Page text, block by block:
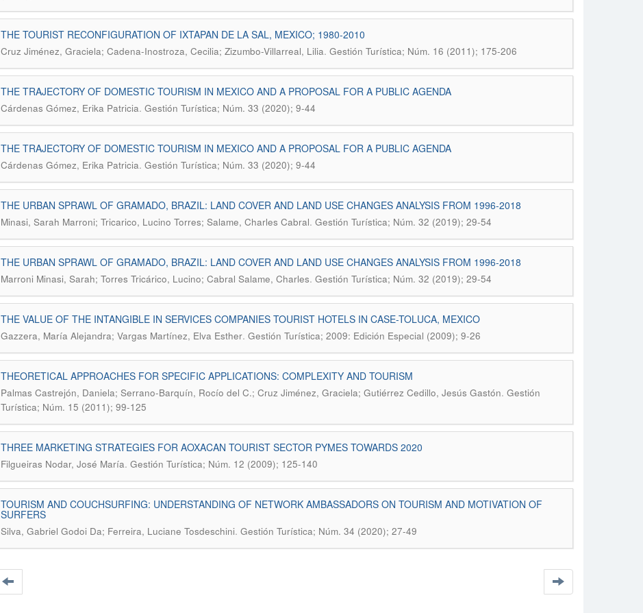
THE TOURIST RECONFIGURATION OF IXTAPAN DE LA SAL, MEXICO; 1980-2010
Cruz Jiménez, Graciela; Cadena-Inostroza, Cecilia; Zizumbo-Villarreal, Lilia. Gestión Turística; Núm. 16 (2011); 175-206
THE TRAJECTORY OF DOMESTIC TOURISM IN MEXICO AND A PROPOSAL FOR A PUBLIC AGENDA
Cárdenas Gómez, Erika Patricia. Gestión Turística; Núm. 33 (2020); 9-44
THE TRAJECTORY OF DOMESTIC TOURISM IN MEXICO AND A PROPOSAL FOR A PUBLIC AGENDA
Cárdenas Gómez, Erika Patricia. Gestión Turística; Núm. 33 (2020); 9-44
THE URBAN SPRAWL OF GRAMADO, BRAZIL: LAND COVER AND LAND USE CHANGES ANALYSIS FROM 1996-2018
Minasi, Sarah Marroni; Tricarico, Lucino Torres; Salame, Charles Cabral. Gestión Turística; Núm. 32 (2019); 29-54
THE URBAN SPRAWL OF GRAMADO, BRAZIL: LAND COVER AND LAND USE CHANGES ANALYSIS FROM 1996-2018
Marroni Minasi, Sarah; Torres Tricárico, Lucino; Cabral Salame, Charles. Gestión Turística; Núm. 32 (2019); 29-54
THE VALUE OF THE INTANGIBLE IN SERVICES COMPANIES TOURIST HOTELS IN CASE-TOLUCA, MEXICO
Gazzera, María Alejandra; Vargas Martínez, Elva Esther. Gestión Turística; 2009: Edición Especial (2009); 9-26
THEORETICAL APPROACHES FOR SPECIFIC APPLICATIONS: COMPLEXITY AND TOURISM
Palmas Castrejón, Daniela; Serrano-Barquín, Rocío del C.; Cruz Jiménez, Graciela; Gutiérrez Cedillo, Jesús Gastón. Gestión
Turística; Núm. 15 (2011); 99-125
THREE MARKETING STRATEGIES FOR AOXACAN TOURIST SECTOR PYMES TOWARDS 2020
Filgueiras Nodar, José María. Gestión Turística; Núm. 12 (2009); 125-140
TOURISM AND COUCHSURFING: UNDERSTANDING OF NETWORK AMBASSADORS ON TOURISM AND MOTIVATION OF
SURFERS
Silva, Gabriel Godoi Da; Ferreira, Luciane Tosdeschini. Gestión Turística; Núm. 34 (2020); 27-49